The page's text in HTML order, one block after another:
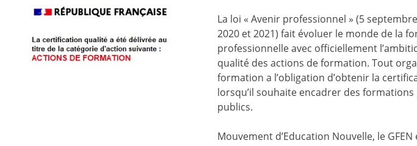
La loi « Avenir professionnel » (5
2020 et 2021) fait évoluer le monde de la
professionnelle avec officiellement
qualité des actions de formation. Tout
formation a l’obligation d’obtenir la
lorsqu’il souhaite encadrer des formations
publics.
Mouvement d’Education Nouvelle, le